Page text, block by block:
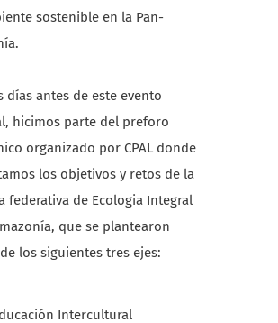
sostenible en la Pan-
días antes de este evento
hicimos parte del preforo
organizado por CPAL donde
los objetivos y retos de la
federativa de Ecologia Integral
que se plantearon
los siguientes tres ejes:
Intercultural